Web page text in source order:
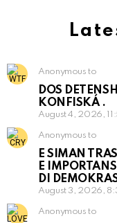
Anonymous to
DOS
KONFISKÁ .
August 4, 2026,
Anonymous to
E SIMAN
E
DI
August 3, 2026,
Anonymous to